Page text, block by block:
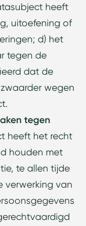
heeft
uitoefening of
d) het
tegen de
dat de
wegen
tegen
heeft het recht
houden met
te allen tijde
verwerking van